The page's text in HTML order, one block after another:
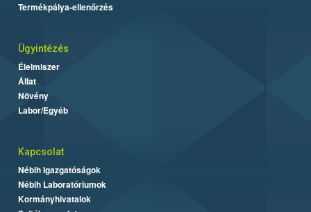
Termékpálya-ellenőrzés
Ügyintézés
Élelmiszer
Állat
Növény
Labor/Egyéb
Kapcsolat
Nébih Igazgatóságok
Nébih Laboratóriumok
Kormányhivatalok